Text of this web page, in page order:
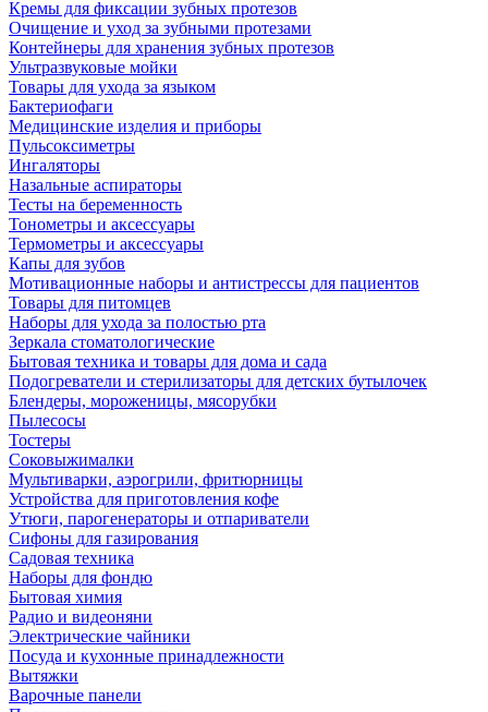
Кремы для фиксации зубных протезов
Очищение и уход за зубными протезами
Контейнеры для хранения зубных протезов
Ультразвуковые мойки
Товары для ухода за языком
Бактериофаги
Медицинские изделия и приборы
Пульсоксиметры
Ингаляторы
Назальные аспираторы
Тесты на беременность
Тонометры и аксессуары
Термометры и аксессуары
Капы для зубов
Мотивационные наборы и антистрессы для пациентов
Товары для питомцев
Наборы для ухода за полостью рта
Зеркала стоматологические
Бытовая техника и товары для дома и сада
Подогреватели и стерилизаторы для детских бутылочек
Блендеры, мороженицы, мясорубки
Пылесосы
Тостеры
Соковыжималки
Мультиварки, аэрогрили, фритюрницы
Устройства для приготовления кофе
Утюги, парогенераторы и отпариватели
Сифоны для газирования
Садовая техника
Наборы для фондю
Бытовая химия
Радио и видеоняни
Электрические чайники
Посуда и кухонные принадлежности
Вытяжки
Варочные панели